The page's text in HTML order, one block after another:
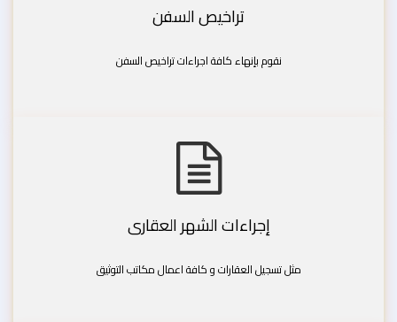
تراخيص السفن
نقوم بإنهاء كافة اجراءات تراخيص السفن
إجراءات الشهر العقارى
مثل تسجيل العقارات و كافة اعمال مكاتب التوثيق